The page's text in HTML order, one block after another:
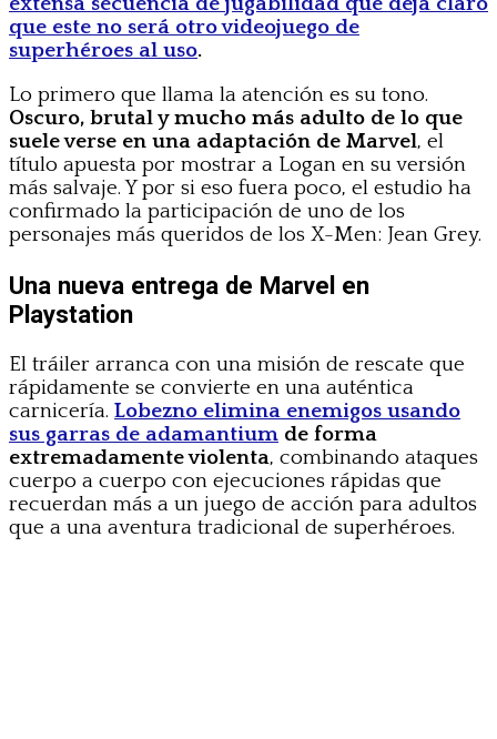
que este no será otro videojuego de
superhéroes al uso.
Lo primero que llama la atención es su tono.
Oscuro, brutal y mucho más adulto de lo que
suele verse en una adaptación de Marvel, el
título apuesta por mostrar a Logan en su versión
más salvaje. Y por si eso fuera poco, el estudio ha
confirmado la participación de uno de los
personajes más queridos de los X-Men: Jean Grey.
Una nueva entrega de Marvel en
Playstation
El tráiler arranca con una misión de rescate que
rápidamente se convierte en una auténtica
carnicería. Lobezno elimina enemigos usando
sus garras de adamantium de forma
extremadamente violenta, combinando ataques
cuerpo a cuerpo con ejecuciones rápidas que
recuerdan más a un juego de acción para adultos
que a una aventura tradicional de superhéroes.